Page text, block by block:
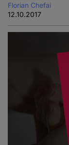
Florian Chefai
12.10.2017